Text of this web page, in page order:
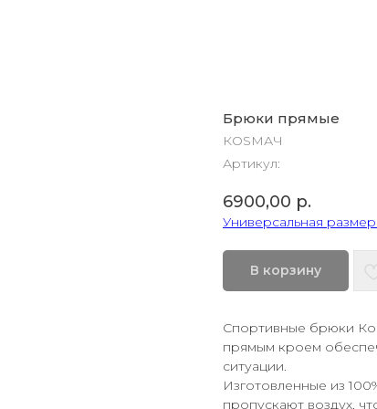
Брюки прямые
КОSМАЧ
Артикул:
6900,00 р.
Универсальная
В корзину
Спортивные брюки
прямым кроем
ситуации.
Изготовленные из
пропускают воздух,